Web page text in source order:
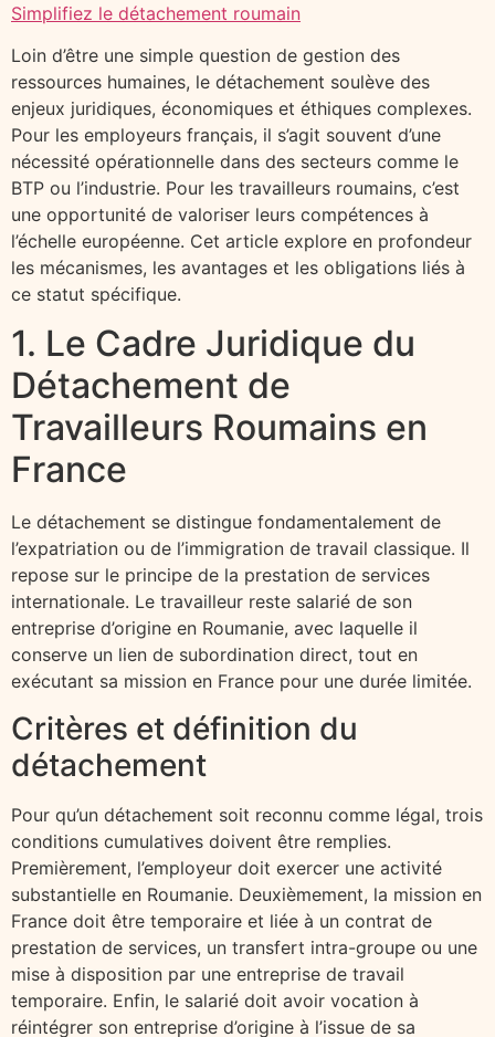
Simplifiez le détachement roumain
Loin d’être une simple question de gestion des
ressources humaines, le détachement soulève des
enjeux juridiques, économiques et éthiques complexes.
Pour les employeurs français, il s’agit souvent d’une
nécessité opérationnelle dans des secteurs comme le
BTP ou l’industrie. Pour les travailleurs roumains, c’est
une opportunité de valoriser leurs compétences à
l’échelle européenne. Cet article explore en profondeur
les mécanismes, les avantages et les obligations liés à
ce statut spécifique.
1. Le Cadre Juridique du
Détachement de
Travailleurs Roumains en
France
Le détachement se distingue fondamentalement de
l’expatriation ou de l’immigration de travail classique. Il
repose sur le principe de la prestation de services
internationale. Le travailleur reste salarié de son
entreprise d’origine en Roumanie, avec laquelle il
conserve un lien de subordination direct, tout en
exécutant sa mission en France pour une durée limitée.
Critères et définition du
détachement
Pour qu’un détachement soit reconnu comme légal, trois
conditions cumulatives doivent être remplies.
Premièrement, l’employeur doit exercer une activité
substantielle en Roumanie. Deuxièmement, la mission en
France doit être temporaire et liée à un contrat de
prestation de services, un transfert intra-groupe ou une
mise à disposition par une entreprise de travail
temporaire. Enfin, le salarié doit avoir vocation à
réintégrer son entreprise d’origine à l’issue de sa